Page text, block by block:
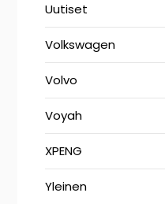
Uutiset
Volkswagen
Volvo
Voyah
XPENG
Yleinen